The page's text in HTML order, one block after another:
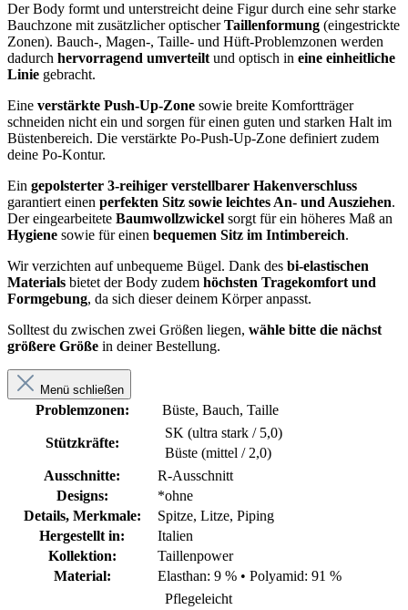
Der Body formt und unterstreicht deine Figur durch eine sehr starke
Bauchzone mit zusätzlicher optischerTaillenformung (eingestrickte
Zonen). Bauch-, Magen-, Taille- und Hüft-Problemzonen werden
dadurch hervorragend umverteilt und optisch in eine einheitliche
Linie gebracht.
Eine verstärkte Push-Up-Zone sowie breite Komfortträger
schneiden nicht ein und sorgen für einen guten und starken Halt im
Büstenbereich. Die verstärkte Po-Push-Up-Zone definiert zudem
deine Po-Kontur.
Ein gepolsterter 3-reihiger verstellbarer Hakenverschluss
garantiert einen perfekten Sitz sowie leichtes An- und Ausziehen.
Der eingearbeitete Baumwollzwickel sorgt für ein höheres Maß an
Hygiene sowie für einen bequemen Sitz im Intimbereich.
Wir verzichten auf unbequeme Bügel. Dank des bi-elastischen
Materials bietet der Body zudem höchsten Tragekomfort und
Formgebung, da sich dieser deinem Körper anpasst.
Solltest du zwischen zwei Größen liegen, wähle bitte die nächst
größere Größe in deiner Bestellung.
Menü schließen
Problemzonen: Büste, Bauch, Taille
Stützkräfte:
SK (ultra stark / 5,0)
Büste (mittel / 2,0)
Ausschnitte:
R-Ausschnitt
Designs:
*ohne
Details, Merkmale:
Spitze, Litze, Piping
Hergestellt in:
Italien
Kollektion:
Taillenpower
Material:
Elasthan: 9 % • Polyamid: 91 %
Pflegeleicht